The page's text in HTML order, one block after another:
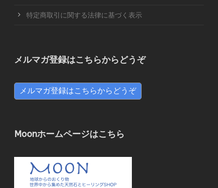
特定商取引に関する法律に基づく表示
メルマガ登録はこちらからどうぞ
メルマガ登録はこちらからどうぞ
Moonホームページはこちら